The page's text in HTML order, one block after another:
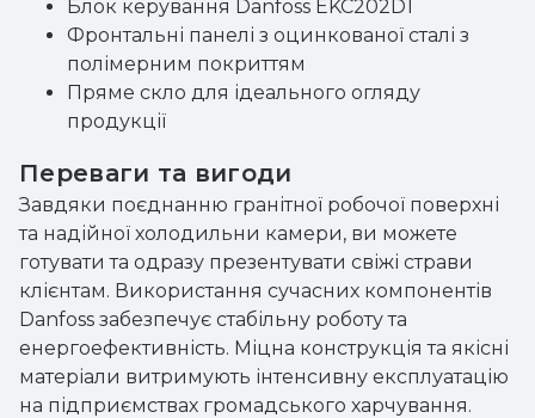
Блок керування Danfoss EKC202D1
Фронтальні панелі з оцинкованої сталі з
полімерним покриттям
Пряме скло для ідеального огляду
продукції
Переваги та вигоди
Завдяки поєднанню гранітної робочої поверхні
та надійної холодильни камери, ви можете
готувати та одразу презентувати свіжі страви
клієнтам. Використання сучасних компонентів
Danfoss забезпечує стабільну роботу та
енергоефективність. Міцна конструкція та якісні
матеріали витримують інтенсивну експлуатацію
на підприємствах громадського харчування.